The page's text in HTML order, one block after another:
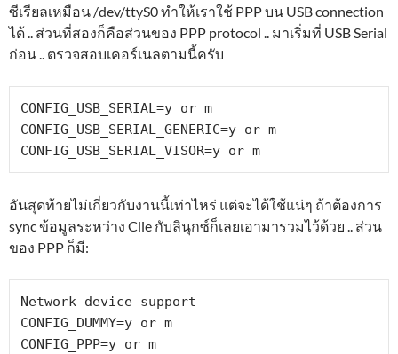
ซีเรียลเหมือน /dev/ttyS0 ทำให้เราใช้ PPP บน USB connection
ได้ .. ส่วนที่สองก็คือส่วนของ PPP protocol .. มาเริ่มที่ USB Serial
ก่อน .. ตรวจสอบเคอร์เนลตามนี้ครับ
CONFIG_USB_SERIAL=y or m
CONFIG_USB_SERIAL_GENERIC=y or m
CONFIG_USB_SERIAL_VISOR=y or m
อันสุดท้ายไม่เกี่ยวกับงานนี้เท่าไหร่ แต่จะได้ใช้แน่ๆ ถ้าต้องการ
sync ข้อมูลระหว่าง Clie กับลินุกซ์ก็เลยเอามารวมไว้ด้วย .. ส่วน
ของ PPP ก็มี:
Network device support
CONFIG_DUMMY=y or m
CONFIG_PPP=y or m